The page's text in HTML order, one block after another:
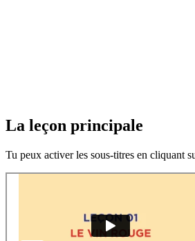
La leçon principale
Tu peux activer les sous-titres en cliquant